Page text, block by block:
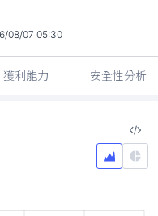
08/07 05:30
獲利能力 安全性分析